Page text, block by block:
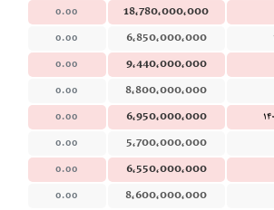
18,780,000,000
0.00
6,850,000,000
0.00
9,440,000,000
0.00
8,800,000,000
0.00
6,950,000,000
0.00
5,700,000,000
0.00
6,550,000,000
0.00
8,600,000,000
0.00